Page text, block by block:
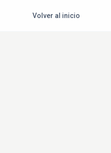
Volver al inicio